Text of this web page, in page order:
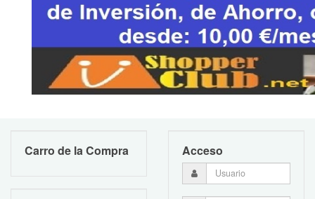
Carro de la Compra Acceso